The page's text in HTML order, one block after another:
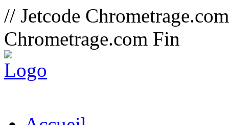
// Jetcode
Chrometrage.com Fin